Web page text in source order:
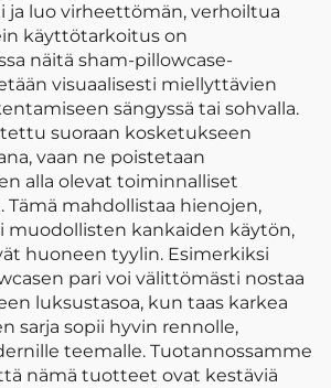
ja luo virheettömän, verhoiltua
käyttötarkoitus on
näitä sham-pillowcase-
visuaalisesti miellyttävien
sängyssä tai sohvalla.
suoraan kosketukseen
vaan ne poistetaan
alla olevat toiminnalliset
mahdollistaa hienojen,
muodollisten kankaiden käytön,
huoneen tyylin. Esimerkiksi
pari voi välittömästi nostaa
luksustasoa, kun taas karkea
sarja sopii hyvin rennolle,
teemalle. Tuotannossamme
nämä tuotteet ovat kestäviä